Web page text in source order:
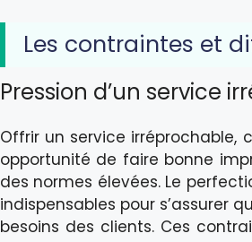
Les contraintes et
Pression d’un service
Offrir un service irréprochable,
opportunité de faire bonne
des normes élevées. Le
indispensables pour s’assurer
besoins des clients. Ces